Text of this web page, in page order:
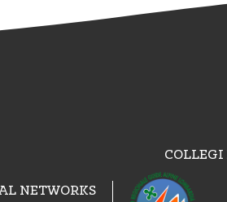
NETWORKS
COLLEGI